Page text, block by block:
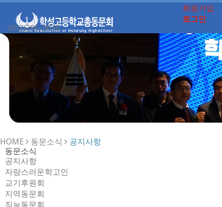
navigation
회원가입
로그인
(052)295-2030
HOME 동문소식
공지사항
동문소식
공지사항
자랑스러운학고인
교기후원회
지역동문회
직능동문회